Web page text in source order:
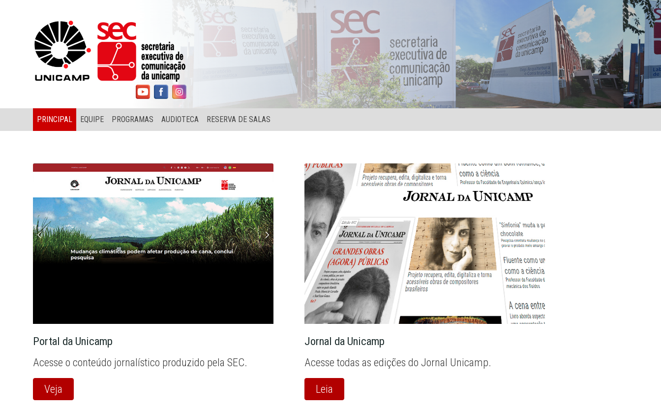
PRINCIPAL EQUIPE PROGRAMAS AUDIOTECA RESERVA DE SALAS
Portal da Unicamp
Acesse o conteúdo jornalístico produzido pela SEC.
Veja
Jornal da Unicamp
Acesse todas as edições do Jornal Unicamp.
Leia